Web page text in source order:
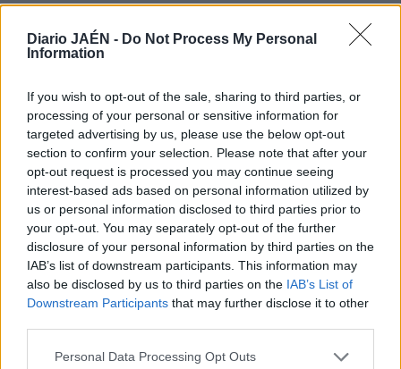
Diario JAÉN - Do Not Process My Personal
Information
If you wish to opt-out of the sale, sharing to third parties, or
processing of your personal or sensitive information for
targeted advertising by us, please use the below opt-out
section to confirm your selection. Please note that after your
opt-out request is processed you may continue seeing
interest-based ads based on personal information utilized by
us or personal information disclosed to third parties prior to
your opt-out. You may separately opt-out of the further
disclosure of your personal information by third parties on the
IAB’s list of downstream participants. This information may
also be disclosed by us to third parties on the IAB’s List of
Downstream Participants that may further disclose it to other
Personal Data Processing Opt Outs
de los demás. "Junto a las nóminas, que por imperativo
legal hay que hacer frente, la siguiente preocupación son
los proveedores porque hay detrás personas, tabajores,
nos preocupa", ha concluido.